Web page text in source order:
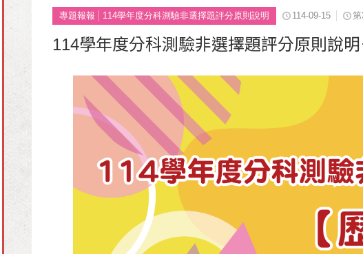
專題報報 114學年度分科測驗非選擇題評分原則說明 114-09-15 第
114學年度分科測驗非選擇題評分原則說明